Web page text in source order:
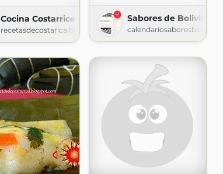
Cocina Costarricense
recetasdecostarica.blogspot.com
Sabores de Bolivia »